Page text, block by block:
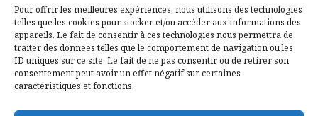
Pour offrir les meilleures expériences, nous utilisons des technologies
telles que les cookies pour stocker et/ou accéder aux informations des
appareils. Le fait de consentir à ces technologies nous permettra de
traiter des données telles que le comportement de navigation ou les
ID uniques sur ce site. Le fait de ne pas consentir ou de retirer son
consentement peut avoir un effet négatif sur certaines
caractéristiques et fonctions.
Mentions légales
Politique de confidentialité